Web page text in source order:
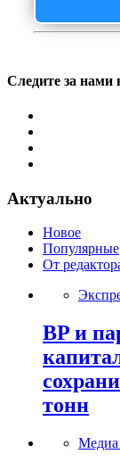
Следите за нами
Актуально
Новое
Популярные
От
BP и
тонн
Медиа